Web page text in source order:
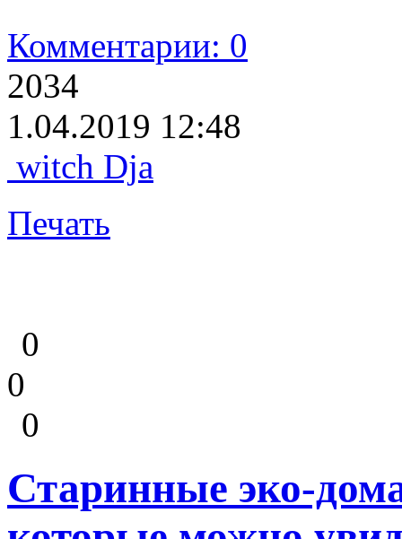
Комментарии: 0
2034
1.04.2019 12:48
witch Dja
Печать
0
0
0
Старинные эко-